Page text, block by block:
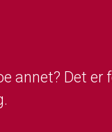
annet? Det